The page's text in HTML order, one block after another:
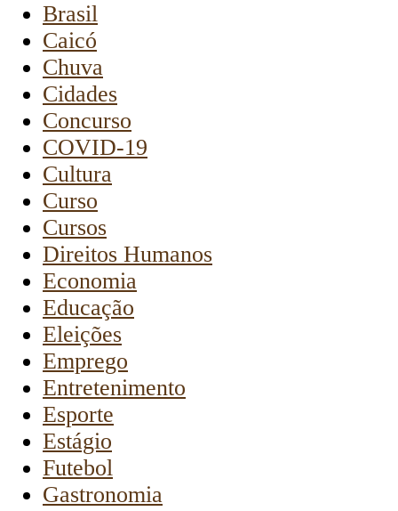
Brasil
Caicó
Chuva
Cidades
Concurso
COVID-19
Cultura
Curso
Cursos
Direitos Humanos
Economia
Educação
Eleições
Emprego
Entretenimento
Esporte
Estágio
Futebol
Gastronomia